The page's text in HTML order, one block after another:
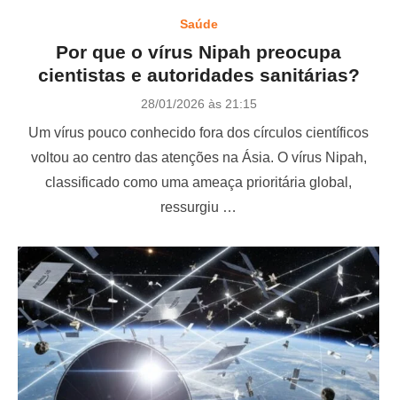
Saúde
Por que o vírus Nipah preocupa
cientistas e autoridades sanitárias?
P
s
t
e
d
28/01/2026 às 21:15
Um vírus pouco conhecido fora dos círculos científicos
voltou ao centro das atenções na Ásia. O vírus Nipah,
classificado como uma ameaça prioritária global,
ressurgiu …